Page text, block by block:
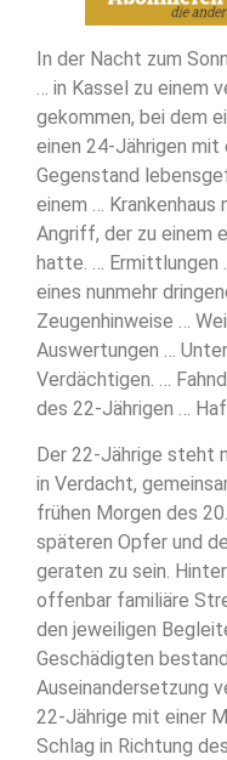
In der Nacht zum
… in Kassel zu einem
gekommen, bei dem
einen 24-Jährigen
Gegenstand
einem …
Angriff, der zu einem
hatte. … Ermittlungen
eines nunmehr
Zeugenhinweise …
Auswertungen …
Verdächtigen. …
des 22-Jährigen …
Der 22-Jährige steht
in Verdacht,
frühen Morgen des
späteren Opfer und
geraten zu sein.
offenbar familiäre
den jeweiligen
Geschädigten
Auseinandersetzung
22-Jährige mit einer
Schlag in Richtung